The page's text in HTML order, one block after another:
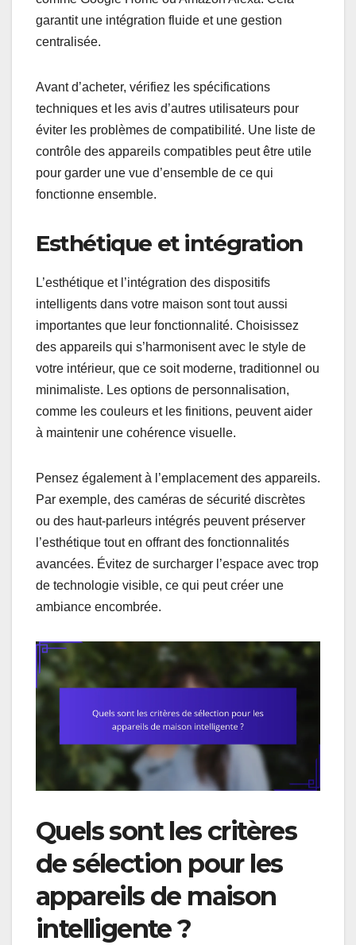
garantit une intégration fluide et une gestion
centralisée.
Avant d’acheter, vérifiez les spécifications
techniques et les avis d’autres utilisateurs pour
éviter les problèmes de compatibilité. Une liste de
contrôle des appareils compatibles peut être utile
pour garder une vue d’ensemble de ce qui
fonctionne ensemble.
Esthétique et intégration
L’esthétique et l’intégration des dispositifs
intelligents dans votre maison sont tout aussi
importantes que leur fonctionnalité. Choisissez
des appareils qui s’harmonisent avec le style de
votre intérieur, que ce soit moderne, traditionnel ou
minimaliste. Les options de personnalisation,
comme les couleurs et les finitions, peuvent aider
à maintenir une cohérence visuelle.
Pensez également à l’emplacement des appareils.
Par exemple, des caméras de sécurité discrètes
ou des haut-parleurs intégrés peuvent préserver
l’esthétique tout en offrant des fonctionnalités
avancées. Évitez de surcharger l’espace avec trop
de technologie visible, ce qui peut créer une
ambiance encombrée.
Quels sont les critères
de sélection pour les
appareils de maison
intelligente ?